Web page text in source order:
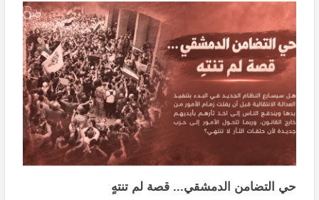
حي التضامن الدمشقي... قصة لم تنتهٍ